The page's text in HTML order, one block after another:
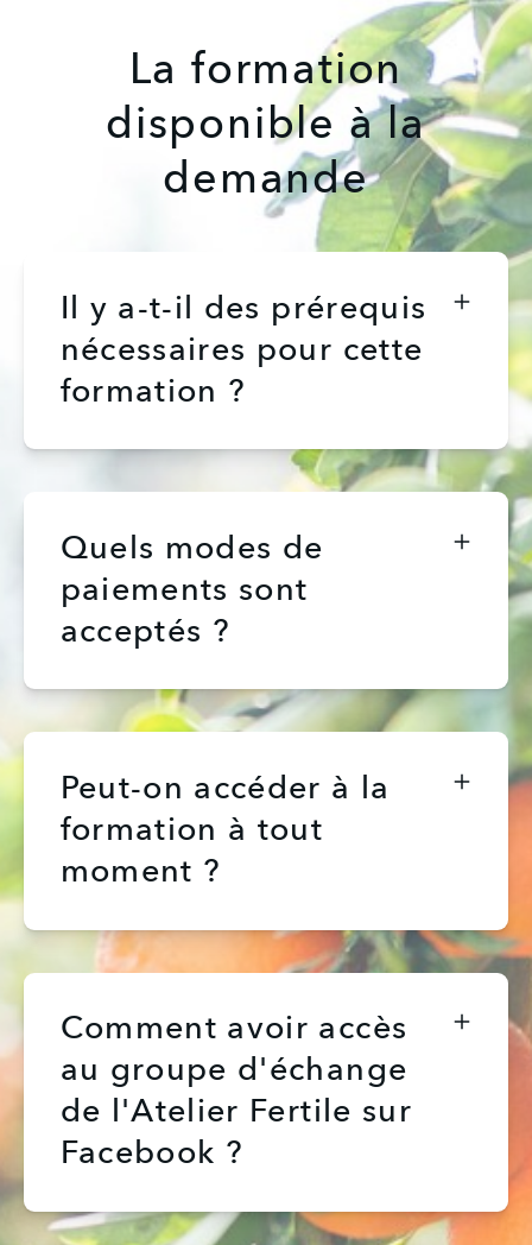
La formation
disponible à la
demande
Il y a-t-il des prérequis
nécessaires pour cette
formation ?
Quels modes de
paiements sont
acceptés ?
Peut-on accéder à la
formation à tout
moment ?
Comment avoir accès
au groupe d'échange
de l'Atelier Fertile sur
Facebook ?